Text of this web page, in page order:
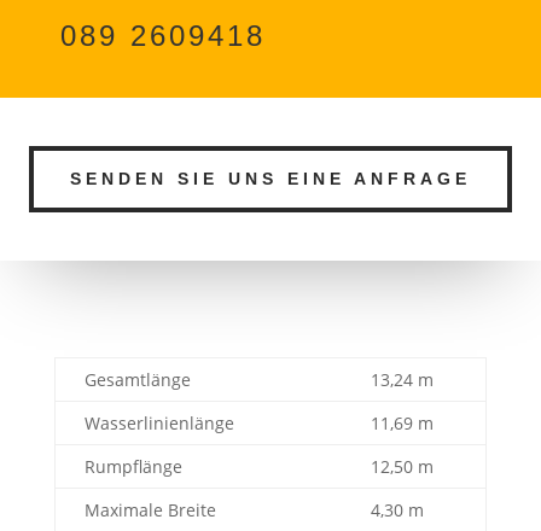
089 2609418
SENDEN SIE UNS EINE ANFRAGE
Gesamtlänge
13,24 m
Wasserlinienlänge
11,69 m
Rumpflänge
12,50 m
Maximale Breite
4,30 m